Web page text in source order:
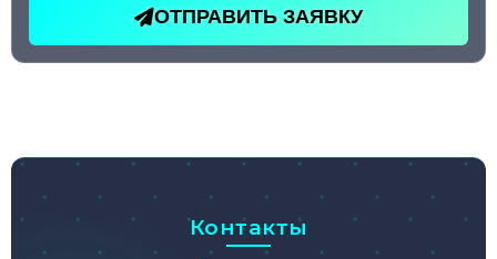
ОТПРАВИТЬ ЗАЯВКУ
Контакты